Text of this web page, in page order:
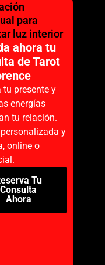
para
luz interior
ahora tu
de Tarot
tu presente y
energías
tu relación.
y
online o
Tu
Consulta
Ahora